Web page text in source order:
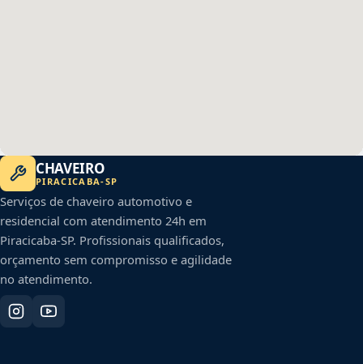
CHAVEIRO
PIRACICABA-SP
Serviços de chaveiro automotivo e
residencial com atendimento 24h em
Piracicaba-SP. Profissionais qualificados,
orçamento sem compromisso e agilidade
no atendimento.